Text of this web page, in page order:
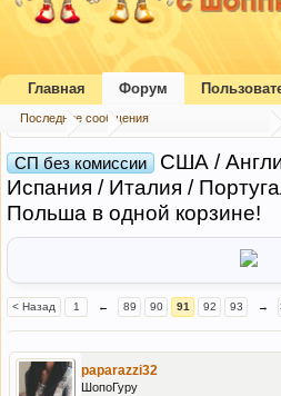
Форум ... Совместные покупки
СП без комиссии
США /
Испания / Италия /
Польша в одной корзине!
< Назад 1 ← 89 90 91 92 93 →
paparazzi32
ШопоГуру
Главная Форум
Последние сообщения